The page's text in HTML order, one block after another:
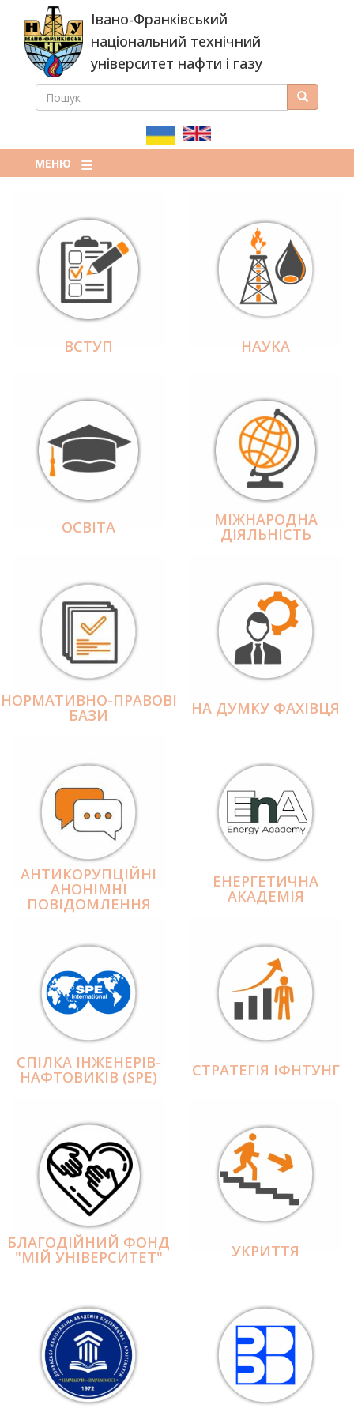
основного
вмісту
Івано-Франківський
національний технічний
університет нафти і газу
ПОШУКОВА
ПОШУК Пошук
МЕНЮ
ВСТУП НАУКА
ОСВІТА МІЖНАРОДНА
ДІЯЛЬНІCТЬ
НОРМАТИВНО-ПРАВОВІ
БАЗИ НА ДУМКУ ФАХІВЦЯ
АНТИКОРУПЦІЙНІ
АНОНІМНІ
ПОВІДОМЛЕННЯ
ЕНЕРГЕТИЧНА
АКАДЕМІЯ
СПІЛКА ІНЖЕНЕРІВ-
НАФТОВИКІВ (SPE) СТРАТЕГІЯ ІФНТУНГ
БЛАГОДІЙНИЙ ФОНД
"МІЙ УНІВЕРСИТЕТ" УКРИТТЯ